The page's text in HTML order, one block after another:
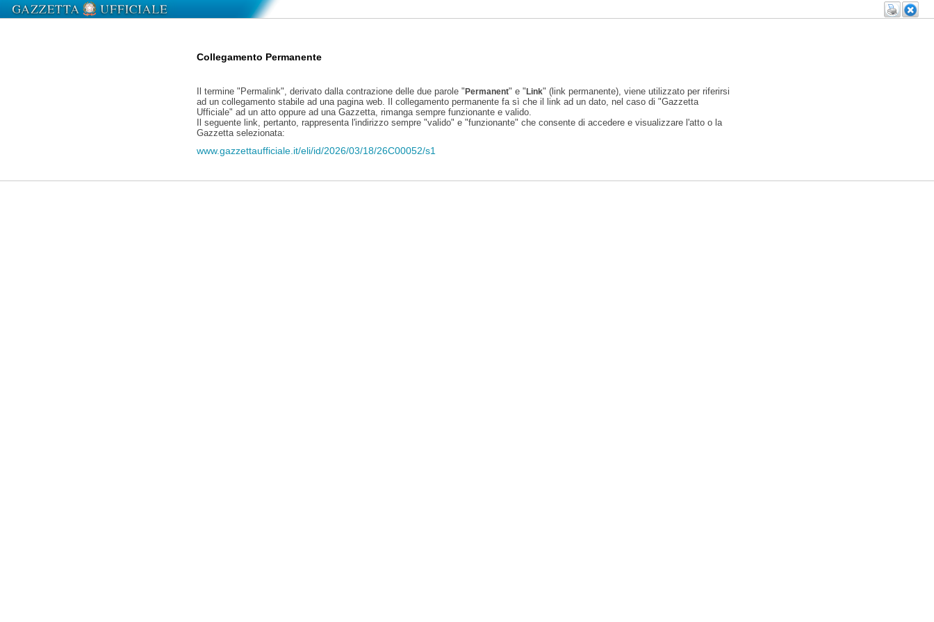
Collegamento Permanente
Il termine "Permalink", derivato dalla contrazione delle due parole "Permanent" e "Link" (link permanente), viene utilizzato per riferirsi
ad un collegamento stabile ad una pagina web. Il collegamento permanente fa sì che il link ad un dato, nel caso di "Gazzetta
Ufficiale" ad un atto oppure ad una Gazzetta, rimanga sempre funzionante e valido.
Il seguente link, pertanto, rappresenta l'indirizzo sempre "valido" e "funzionante" che consente di accedere e visualizzare l'atto o la
Gazzetta selezionata:
www.gazzettaufficiale.it/eli/id/2026/03/18/26C00052/s1